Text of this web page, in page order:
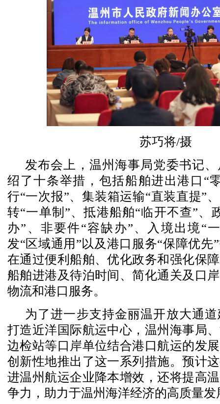
苏巧将/摄
发布会上，温州海事局党委书记
绍了十条举措，包括船舶进出港口“
行“一次报”、集装箱运输“直装直提”
转“一单制”、抵港船舶“临开不查”、
办”、非要件“容缺办”、入境出境“
发“区域通用”以及港口服务“保障优先
在通过便利船舶、优化政务和强化保
船舶进港及待泊时间、简化通关及口
物流和港口服务。
为了进一步支持金丽温开放大通
打造近洋国际航运中心，温州海事局
边检站等口岸单位结合港口航运的发
创新性地推出了这一系列措施。预计
进温州航运企业降本增效，还将提高
争力，助力于温州海洋经济的高质量发